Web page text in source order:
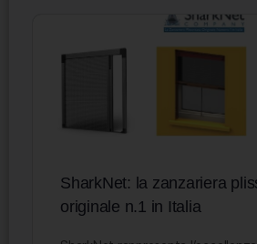
SharkNet: la zanzariera
originale n.1 in Italia